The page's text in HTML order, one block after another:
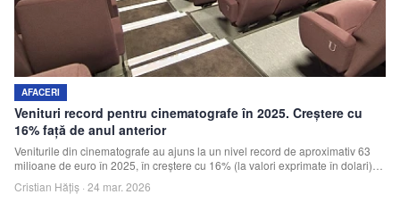
AFACERI
Venituri record pentru cinematografe în 2025. Creștere cu
16% față de anul anterior
Veniturile din cinematografe au ajuns la un nivel record de aproximativ 63
milioane de euro în 2025, în creștere cu 16% (la valori exprimate în dolari)
pandemiei, potrivit datelor analizate de Colliers.
Cristian Hățiș · 24 mar. 2026